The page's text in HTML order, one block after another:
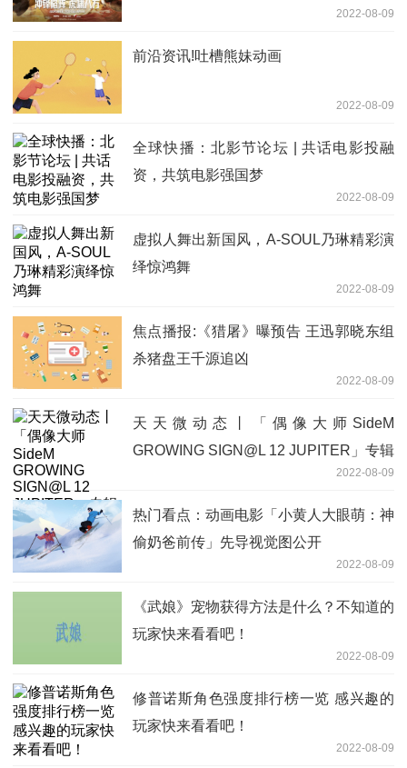
2022-08-09
前沿资讯!吐槽熊妹动画
2022-08-09
全球快播：北影节论坛 | 共话电影投融
资，共筑电影强国梦
2022-08-09
虚拟人舞出新国风，A-SOUL乃琳精彩演
绎惊鸿舞
2022-08-09
焦点播报:《猎屠》曝预告 王迅郭晓东组
杀猪盘王千源追凶
2022-08-09
天天微动态丨「偶像大师SideM
GROWING SIGN@L 12 JUPITER」专辑
2022-08-09
热门看点：动画电影「小黄人大眼萌：神
偷奶爸前传」先导视觉图公开
2022-08-09
《武娘》宠物获得方法是什么？不知道的
玩家快来看看吧！
2022-08-09
修普诺斯角色强度排行榜一览 感兴趣的
玩家快来看看吧！
2022-08-09